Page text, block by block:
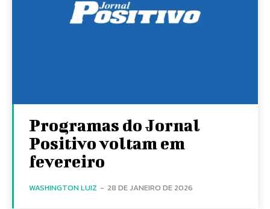
Programas do Jornal
Positivo voltam em
fevereiro
WASHINGTON LUIZ - 28 DE JANEIRO DE 2026